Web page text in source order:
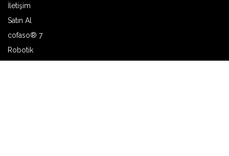
İletişim
Satın Al
cofaso® 7
Robotik